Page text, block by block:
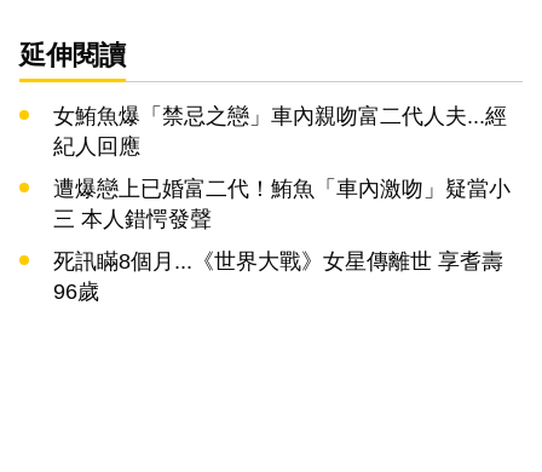
延伸閱讀
女鮪魚爆「禁忌之戀」車內親吻富二代人夫...經
紀人回應
遭爆戀上已婚富二代！鮪魚「車內激吻」疑當小
三 本人錯愕發聲
死訊瞞8個月...《世界大戰》女星傳離世 享耆壽
96歲